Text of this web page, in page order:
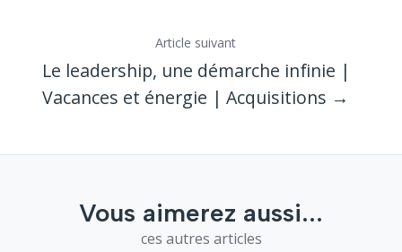
Article suivant
Le leadership, une démarche infinie |
Vacances et énergie | Acquisitions →
Vous aimerez aussi...
ces autres articles